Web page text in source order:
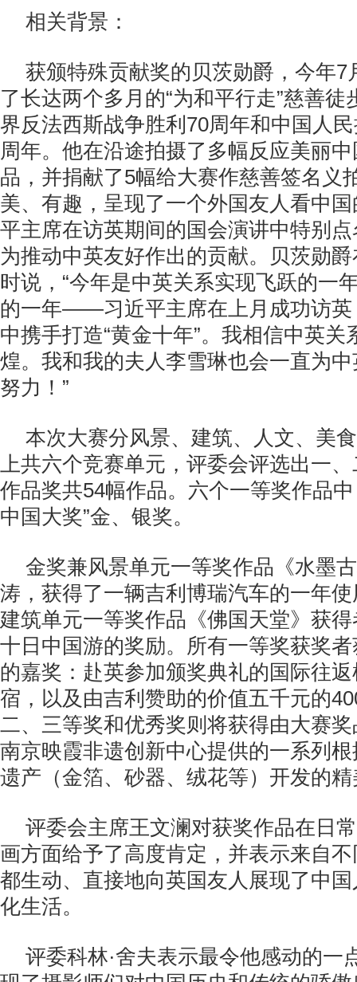
相关背景：
获颁特殊贡献奖的贝茨勋爵，今年7
了长达两个多月的“为和平行走”慈善
界反法西斯战争胜利70周年和中国人
周年。他在沿途拍摄了多幅反应美丽
品，并捐献了5幅给大赛作慈善签名义
美、有趣，呈现了一个外国友人看中
平主席在访英期间的国会演讲中特别
为推动中英友好作出的贡献。贝茨勋
时说，“今年是中英关系实现飞跃的一
的一年——习近平主席在上月成功访英
中携手打造“黄金十年”。我相信中英关
煌。我和我的夫人李雪琳也会一直为
努力！”
本次大赛分风景、建筑、人文、美
上共六个竞赛单元，评委会评选出一
作品奖共54幅作品。六个一等奖作品
中国大奖”金、银奖。
金奖兼风景单元一等奖作品《水墨
涛，获得了一辆吉利博瑞汽车的一年
建筑单元一等奖作品《佛国天堂》获
十日中国游的奖励。所有一等奖获奖
的嘉奖：赴英参加颁奖典礼的国际往
宿，以及由吉利赞助的价值五千元的
二、三等奖和优秀奖则将获得由大赛
南京映霞非遗创新中心提供的一系列
遗产（金箔、砂器、绒花等）开发的
评委会主席王文澜对获奖作品在日
画方面给予了高度肯定，并表示来自
都生动、直接地向英国友人展现了中
化生活。
评委科林·舍夫表示最令他感动的一